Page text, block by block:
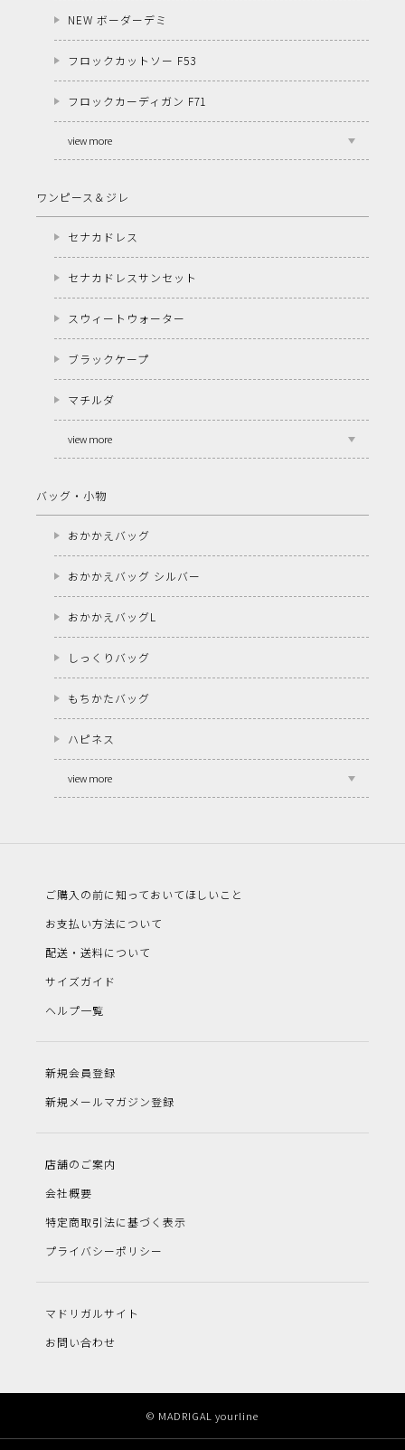
NEW ボーダーデミ
フロックカットソー F53
フロックカーディガン F71
view more
ワンピース＆ジレ
セナカドレス
セナカドレスサンセット
スウィートウォーター
ブラックケープ
マチルダ
view more
バッグ・小物
おかかえバッグ
おかかえバッグ シルバー
おかかえバッグL
しっくりバッグ
もちかたバッグ
ハピネス
view more
ご購入の前に知っておいてほしいこと
お支払い方法について
配送・送料について
サイズガイド
ヘルプ一覧
新規会員登録
新規メールマガジン登録
店舗のご案内
会社概要
特定商取引法に基づく表示
プライバシーポリシー
マドリガルサイト
お問い合わせ
© MADRIGAL yourline